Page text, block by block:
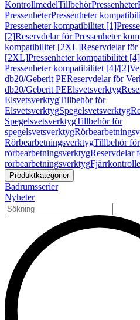
KontrollmedelTillbehörPressenheter
PressenheterPressenheter
Pressenheter kompatibilitet [1]
[2]Reservdelar för Pressenheter
kompatibilitet [2XL]Reservdelar
[2XL]Pressenheter kompatibilitet
Pressenheter kompatibilitet [4]/[2]
db20/Geberit PEReservdelar för
db20/Geberit PEElsvetsverktyg
ElsvetsverktygTillbehör för
ElsvetsverktygSpegelsvetsverktyg
SpegelsvetsverktygTillbehör för
spegelsvetsverktyg
RörbearbetningsverktygTillbehör för
rörbearbetningsverktygReservdelar
rörbearbetningsverktyg
Produktkategorier
Badrumsserier
Nyheter